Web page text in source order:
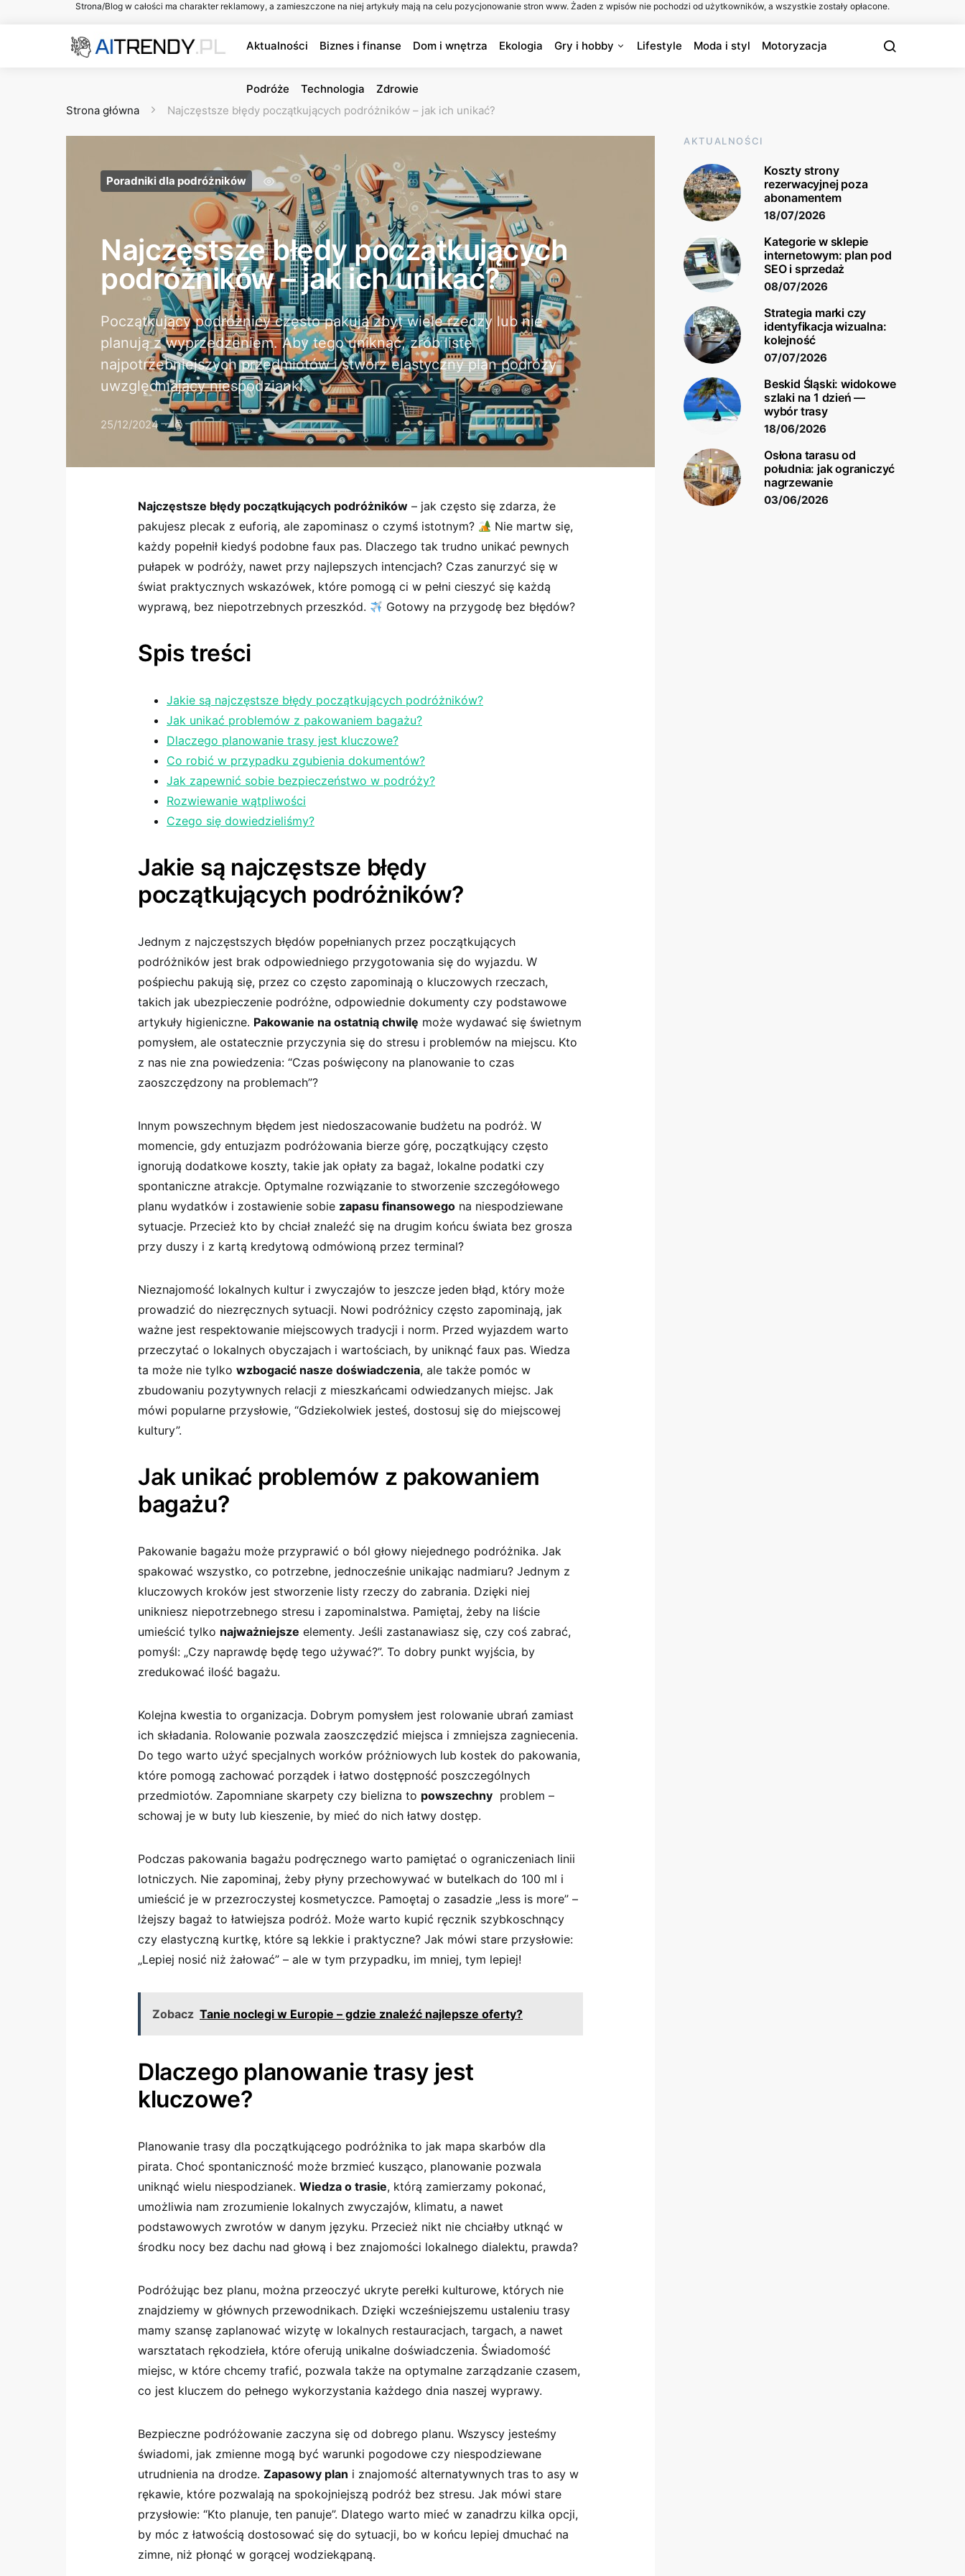
Strona/Blog w całości ma charakter reklamowy, a zamieszczone na niej artykuły mają na celu pozycjonowanie stron www. Żaden z wpisów nie pochodzi od użytkowników, a wszystkie zostały opłacone.
Aktualności Biznes i finanse Dom i wnętrza Ekologia Gry i hobby Lifestyle Moda i styl Motoryzacja
Podróże Technologia
Zdrowie
Strona główna
Najczęstsze błędy początkujących podróżników – jak ich unikać?
Poradniki dla podróżników
Najczęstsze błędy początkujących
podróżników – jak ich unikać?
Początkujący podróżnicy często pakują zbyt wiele rzeczy lub nie
planują z wyprzedzeniem. Aby tego uniknąć, zrób listę
najpotrzebniejszych przedmiotów i stwórz elastyczny plan podróży
uwzględniający niespodzianki.
25/12/2024
Najczęstsze błędy początkujących podróżników – jak często się zdarza,⁤ że
pakujesz plecak z‍ euforią, ale zapominasz o czymś istotnym?
Nie martw się,
każdy popełnił⁤ kiedyś podobne faux pas. ⁤Dlaczego tak trudno unikać pewnych
pułapek w podróży, ⁢nawet​ przy najlepszych intencjach? ‍Czas zanurzyć ​się w
świat praktycznych​ wskazówek, które ​pomogą ci ‌w ⁣pełni ⁢cieszyć się każdą
wyprawą, bez niepotrzebnych przeszkód. ⁣
Gotowy na​ przygodę bez ‌błędów?
Spis‍ treści
Jakie są najczęstsze błędy początkujących podróżników?
Jak unikać problemów ‌z pakowaniem bagażu?
Dlaczego planowanie trasy jest kluczowe?
Co robić ​w przypadku zgubienia dokumentów?
Jak zapewnić sobie bezpieczeństwo ⁤w podróży?
Rozwiewanie wątpliwości
Czego⁣ się dowiedzieliśmy?
Jakie‍ są najczęstsze błędy
początkujących ⁣podróżników?
Jednym​ z ⁢najczęstszych ​błędów popełnianych przez początkujących
podróżników jest ​brak odpowiedniego⁤ przygotowania ‌się do wyjazdu. W
pośpiechu pakują się, przez co często zapominają ​o kluczowych ​rzeczach,‍
takich jak‌ ubezpieczenie podróżne, odpowiednie dokumenty czy podstawowe
artykuły higieniczne. Pakowanie na⁢ ostatnią chwilę może wydawać się świetnym
pomysłem, ale ostatecznie przyczynia się‍ do stresu i⁣ problemów⁤ na miejscu. Kto
z nas nie zna powiedzenia: “Czas poświęcony na planowanie to czas
zaoszczędzony na problemach”?
Innym powszechnym‌ błędem jest niedoszacowanie budżetu na podróż. W
momencie,‍ gdy⁣ entuzjazm podróżowania⁣ bierze⁤ górę, początkujący często
⁤ignorują⁣ dodatkowe koszty, takie ⁢jak opłaty⁣ za bagaż, lokalne podatki⁢ czy⁣
spontaniczne atrakcje. Optymalne rozwiązanie ​to stworzenie szczegółowego
planu wydatków⁣ i zostawienie sobie zapasu⁢ finansowego na niespodziewane
sytuacje. Przecież kto by⁢ chciał znaleźć się na drugim końcu ‍świata bez grosza
przy duszy i z kartą ⁢kredytową ‍odmówioną przez terminal?
Nieznajomość‌ lokalnych kultur i zwyczajów ⁣to jeszcze​ jeden błąd, ⁣który może
prowadzić do niezręcznych sytuacji.​ Nowi ​podróżnicy często ⁣zapominają, jak
ważne jest respektowanie miejscowych‍ tradycji ⁤i ​norm. Przed ⁣wyjazdem warto
przeczytać⁤ o lokalnych obyczajach i wartościach, by uniknąć faux pas. Wiedza
‍ta może⁣ nie​ tylko wzbogacić nasze doświadczenia, ale także pomóc w
zbudowaniu⁣ pozytywnych relacji z mieszkańcami odwiedzanych miejsc. Jak
mówi ‌popularne przysłowie, “Gdziekolwiek jesteś, dostosuj się do ‍miejscowej
kultury”.
Jak unikać problemów z pakowaniem
bagażu?
Pakowanie bagażu może przyprawić o ból głowy ⁣niejednego⁤ podróżnika. ‍Jak
spakować wszystko, ⁣co potrzebne, jednocześnie unikając ⁤nadmiaru? Jednym ⁤z ​
kluczowych kroków ⁤jest stworzenie listy ‍rzeczy do zabrania.‍ Dzięki niej
unikniesz niepotrzebnego​ stresu i​ zapominalstwa. Pamiętaj,‌ żeby na liście
umieścić ‍tylko najważniejsze elementy. Jeśli zastanawiasz się, czy coś zabrać,
pomyśl: „Czy naprawdę‍ będę tego używać?”. To dobry punkt⁢ wyjścia,​ by
zredukować⁣ ilość bagażu.
Kolejna kwestia to organizacja.‌ Dobrym pomysłem ‌jest ⁤rolowanie ubrań ‌zamiast
ich składania. Rolowanie pozwala zaoszczędzić miejsca‍ i zmniejsza zagniecenia.⁢
Do tego warto użyć specjalnych worków⁣ próżniowych ⁤lub kostek do pakowania,
które⁤ pomogą ‍zachować porządek‌ i łatwo dostępność ‌poszczególnych
przedmiotów. ⁢Zapomniane⁤ skarpety⁣ czy bielizna to powszechny ​ problem –
schowaj je ​w buty lub‍ kieszenie, by mieć ⁤do nich ⁢łatwy⁣ dostęp.
Podczas pakowania bagażu podręcznego warto pamiętać o ograniczeniach linii
lotniczych. Nie zapominaj, żeby⁣ płyny przechowywać w butelkach do 100 ml i
umieścić je ​w przezroczystej ‌kosmetyczce. Pamoętaj o zasadzie „less is more” –
lżejszy bagaż to łatwiejsza podróż.⁤ Może warto kupić ręcznik szybkoschnący
czy elastyczną⁣ kurtkę, które są lekkie i praktyczne? Jak mówi ​stare przysłowie:
„Lepiej nosić niż żałować” – ale w tym przypadku, im mniej, tym lepiej!
Zobacz Tanie noclegi w Europie – gdzie znaleźć najlepsze oferty?
Dlaczego planowanie trasy jest
‌kluczowe?
Planowanie trasy ⁢dla początkującego podróżnika to jak mapa ⁤skarbów dla
pirata.⁤ Choć spontaniczność może brzmieć kusząco, planowanie pozwala
uniknąć ⁣wielu niespodzianek. Wiedza o trasie, którą‍ zamierzamy pokonać,
umożliwia nam zrozumienie lokalnych zwyczajów, klimatu, a‌ nawet
podstawowych ​zwrotów w danym języku. ⁣Przecież‍ nikt nie chciałby utknąć w
środku‍ nocy bez dachu nad głową i‍ bez znajomości lokalnego dialektu, prawda?
Podróżując bez planu,‍ można przeoczyć ukryte perełki kulturowe, ⁢których nie
znajdziemy w głównych przewodnikach. Dzięki wcześniejszemu ustaleniu trasy
mamy szansę zaplanować‍ wizytę w lokalnych restauracjach, ⁣targach, a nawet
warsztatach⁤ rękodzieła, ‍które​ oferują‌ unikalne doświadczenia. Świadomość
‌miejsc, w które ⁣chcemy trafić, pozwala także na optymalne zarządzanie czasem,
co jest⁣ kluczem ​do​ pełnego​ wykorzystania każdego dnia naszej wyprawy.
Bezpieczne ‍podróżowanie zaczyna ​się ⁣od dobrego planu. Wszyscy jesteśmy⁣
świadomi, jak zmienne mogą być ‍warunki pogodowe czy niespodziewane
utrudnienia na ⁢drodze.‌ Zapasowy plan i ‌znajomość alternatywnych tras to asy w
rękawie, które⁣ pozwalają na spokojniejszą podróż bez ‌stresu. Jak mówi‌ stare
przysłowie: “Kto‌ planuje, ten panuje”. Dlatego warto ‍mieć w zanadrzu kilka​ opcji,
by móc z łatwością dostosować się ‌do sytuacji, bo w​ końcu lepiej dmuchać na
zimne, niż‌ płonąć w⁢ gorącej wodziekąpaną.
AKTUALNOŚCI
Koszty strony
rezerwacyjnej poza
abonamentem
18/07/2026
Kategorie w sklepie
internetowym: plan pod
SEO i sprzedaż
08/07/2026
Strategia marki czy
identyfikacja wizualna:
kolejność
07/07/2026
Beskid Śląski: widokowe
szlaki na 1 dzień —
wybór trasy
18/06/2026
Osłona tarasu od
południa: jak ograniczyć
nagrzewanie
03/06/2026